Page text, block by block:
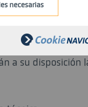
necesarias
a su disposición